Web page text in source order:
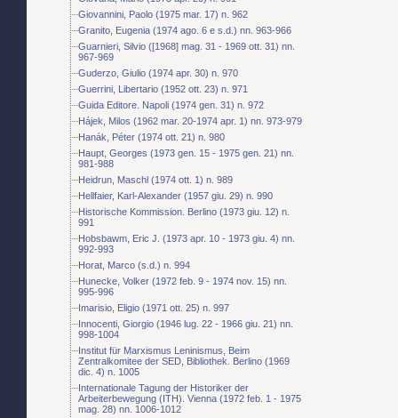
Giovannini, Paolo (1975 mar. 17) n. 962
Granito, Eugenia (1974 ago. 6 e s.d.) nn. 963-966
Guarnieri, Silvio ([1968] mag. 31 - 1969 ott. 31) nn.
967-969
Guderzo, Giulio (1974 apr. 30) n. 970
Guerrini, Libertario (1952 ott. 23) n. 971
Guida Editore. Napoli (1974 gen. 31) n. 972
Hájek, Milos (1962 mar. 20-1974 apr. 1) nn. 973-979
Hanák, Péter (1974 ott. 21) n. 980
Haupt, Georges (1973 gen. 15 - 1975 gen. 21) nn.
981-988
Heidrun, Maschl (1974 ott. 1) n. 989
Hellfaier, Karl-Alexander (1957 giu. 29) n. 990
Historische Kommission. Berlino (1973 giu. 12) n.
991
Hobsbawm, Eric J. (1973 apr. 10 - 1973 giu. 4) nn.
992-993
Horat, Marco (s.d.) n. 994
Hunecke, Volker (1972 feb. 9 - 1974 nov. 15) nn.
995-996
Imarisio, Eligio (1971 ott. 25) n. 997
Innocenti, Giorgio (1946 lug. 22 - 1966 giu. 21) nn.
998-1004
Institut für Marxismus Leninismus, Beim
Zentralkomitee der SED, Bibliothek. Berlino (1969
dic. 4) n. 1005
Internationale Tagung der Historiker der
Arbeiterbewegung (ITH). Vienna (1972 feb. 1 - 1975
mag. 28) nn. 1006-1012